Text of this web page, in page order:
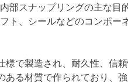
部スナップリングの主な目
ト、シールなどのコンポー
様で製造され、耐久性、信
ある材質で作られており、